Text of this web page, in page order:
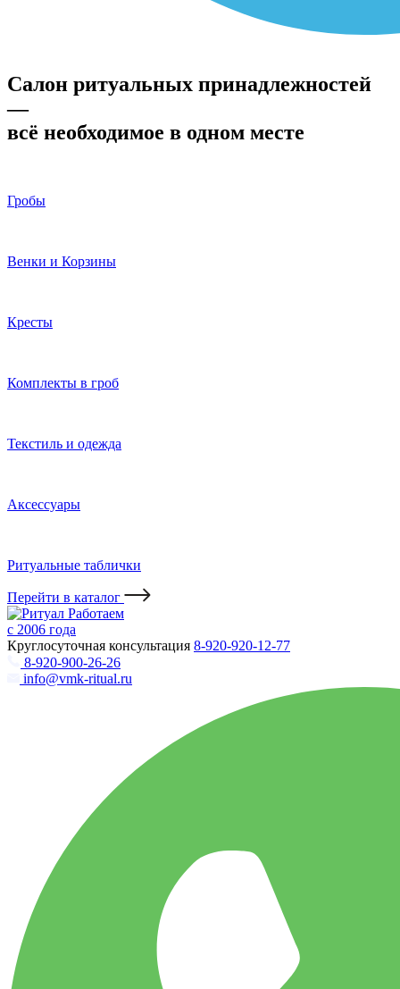
Салон ритуальных принадлежностей
—
всё необходимое в одном месте
Гробы
Венки и Корзины
Кресты
Комплекты в гроб
Текстиль и одежда
Аксессуары
Ритуальные таблички
Перейти в каталог
Работаем
с 2006 года
Круглосуточная консультация 8-920-920-12-77
8-920-900-26-26
info@vmk-ritual.ru